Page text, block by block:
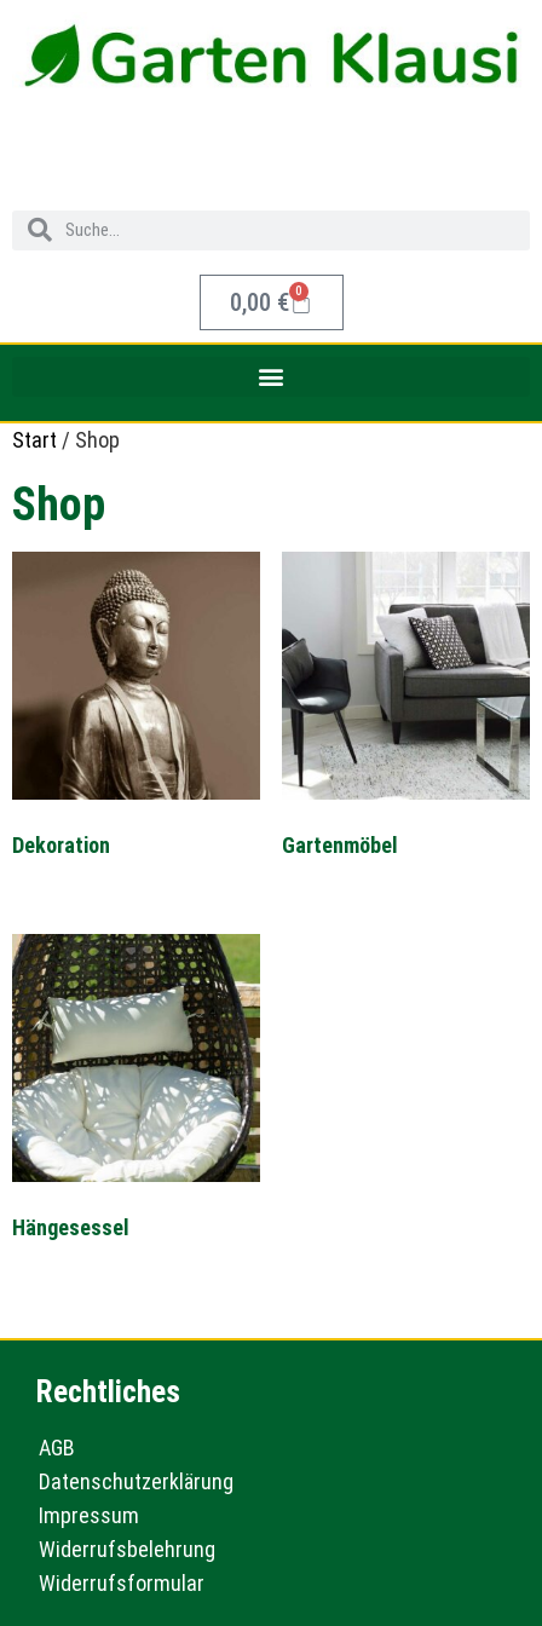
0,00 € 0
Start / Shop
Shop
Dekoration Gartenmöbel
Hängesessel
Rechtliches
AGB
Datenschutzerklärung
Impressum
Widerrufsbelehrung
Widerrufsformular